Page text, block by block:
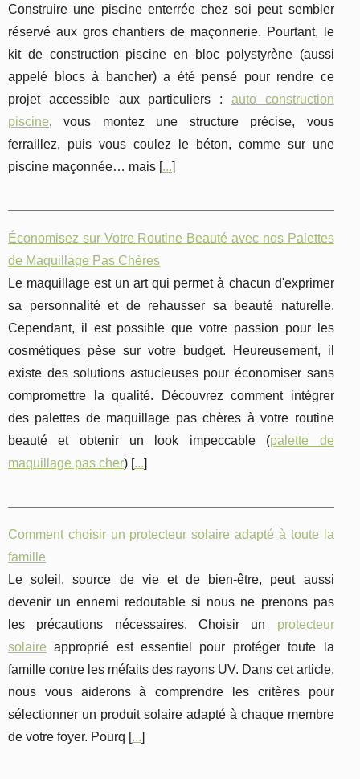
Construire une piscine enterrée chez soi peut sembler
réservé aux gros chantiers de maçonnerie. Pourtant, le
kit de construction piscine en bloc polystyrène (aussi
appelé blocs à bancher) a été pensé pour rendre ce
projet accessible aux particuliers : auto construction
piscine, vous montez une structure précise, vous
ferraillez, puis vous coulez le béton, comme sur une
piscine maçonnée… mais [...]
Économisez sur Votre Routine Beauté avec nos Palettes
de Maquillage Pas Chères
Le maquillage est un art qui permet à chacun d'exprimer
sa personnalité et de rehausser sa beauté naturelle.
Cependant, il est possible que votre passion pour les
cosmétiques pèse sur votre budget. Heureusement, il
existe des solutions astucieuses pour économiser sans
compromettre la qualité. Découvrez comment intégrer
des palettes de maquillage pas chères à votre routine
beauté et obtenir un look impeccable (palette de
maquillage pas cher) [...]
Comment choisir un protecteur solaire adapté à toute la
famille
Le soleil, source de vie et de bien-être, peut aussi
devenir un ennemi redoutable si nous ne prenons pas
les précautions nécessaires. Choisir un protecteur
solaire approprié est essentiel pour protéger toute la
famille contre les méfaits des rayons UV. Dans cet article,
nous vous aiderons à comprendre les critères pour
sélectionner un produit solaire adapté à chaque membre
de votre foyer. Pourq [...]